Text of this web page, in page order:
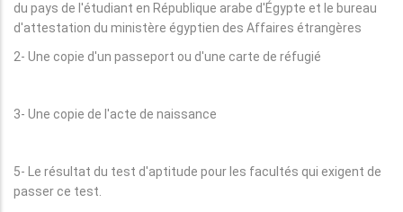
du pays de l'étudiant en République arabe d'Égypte et le bureau
d'attestation du ministère égyptien des Affaires étrangères
2- Une copie d'un passeport ou d'une carte de réfugié
3- Une copie de l'acte de naissance
5- Le résultat du test d'aptitude pour les facultés qui exigent de
passer ce test.